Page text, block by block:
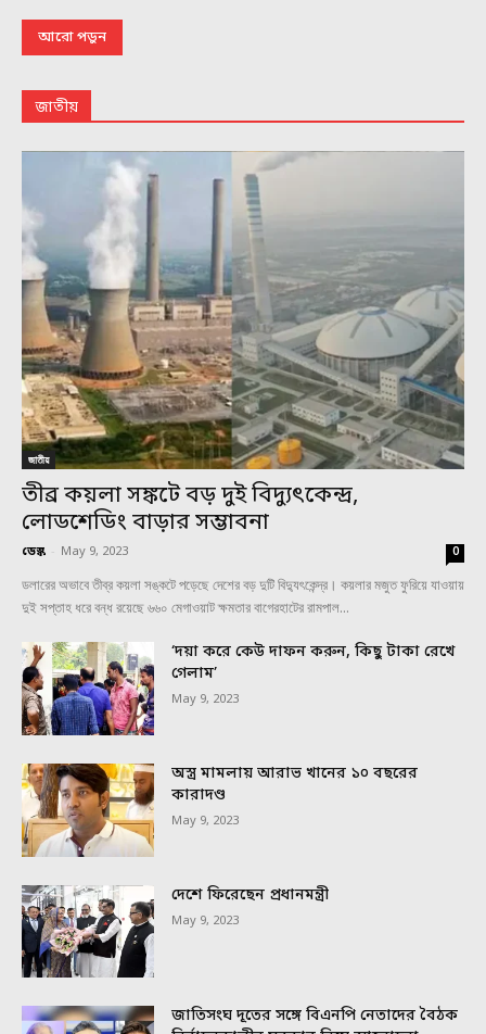
আরো পড়ুন
জাতীয়
জাতীয়
তীব্র কয়লা সঙ্কটে বড় দুই বিদ্যুৎকেন্দ্র,
লোডশেডিং বাড়ার সম্ভাবনা
ডেস্ক - May 9, 2023 0
ডলারের অভাবে তীব্র কয়লা সঙ্কটে পড়েছে দেশের বড় দুটি বিদ্যুৎকেন্দ্র। কয়লার মজুত ফুরিয়ে যাওয়ায়
দুই সপ্তাহ ধরে বন্ধ রয়েছে ৬৬০ মেগাওয়াট ক্ষমতার বাগেরহাটের রামপাল...
‘দয়া করে কেউ দাফন করুন, কিছু টাকা রেখে
গেলাম’
May 9, 2023
অস্ত্র মামলায় আরাভ খানের ১০ বছরের
কারাদণ্ড
May 9, 2023
দেশে ফিরেছেন প্রধানমন্ত্রী
May 9, 2023
জাতিসংঘ দূতের সঙ্গে বিএনপি নেতাদের বৈঠক